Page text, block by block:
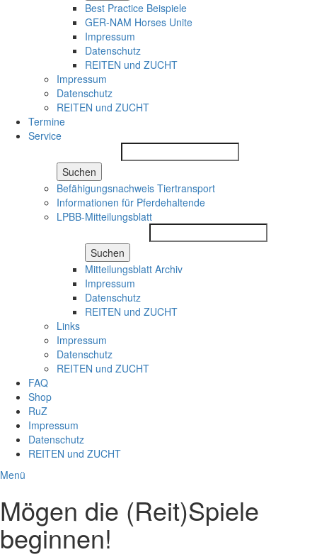
Best Practice Beispiele
GER-NAM Horses Unite
Impressum
Datenschutz
REITEN und ZUCHT
Impressum
Datenschutz
REITEN und ZUCHT
Termine
Service
Suchen
Befähigungsnachweis Tiertransport
Informationen für Pferdehaltende
LPBB-Mitteilungsblatt
Suchen
Mitteilungsblatt Archiv
Impressum
Datenschutz
REITEN und ZUCHT
Links
Impressum
Datenschutz
REITEN und ZUCHT
FAQ
Shop
RuZ
Impressum
Datenschutz
REITEN und ZUCHT
Menü
Mögen die (Reit)Spiele
beginnen!